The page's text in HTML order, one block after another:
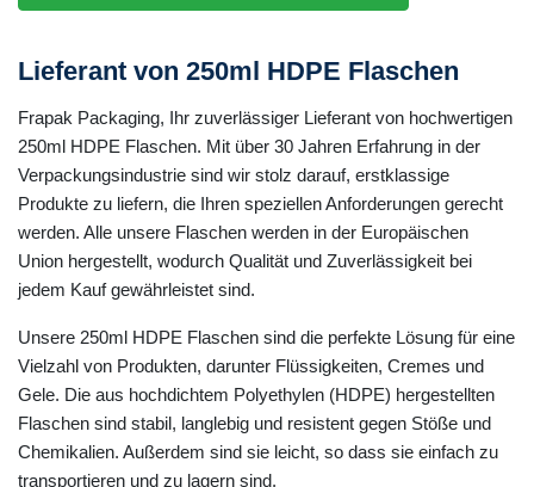
Lieferant von 250ml HDPE Flaschen
Frapak Packaging, Ihr zuverlässiger Lieferant von hochwertigen
250ml HDPE Flaschen. Mit über 30 Jahren Erfahrung in der
Verpackungsindustrie sind wir stolz darauf, erstklassige
Produkte zu liefern, die Ihren speziellen Anforderungen gerecht
werden. Alle unsere Flaschen werden in der Europäischen
Union hergestellt, wodurch Qualität und Zuverlässigkeit bei
jedem Kauf gewährleistet sind.
Unsere 250ml HDPE Flaschen sind die perfekte Lösung für eine
Vielzahl von Produkten, darunter Flüssigkeiten, Cremes und
Gele. Die aus hochdichtem Polyethylen (HDPE) hergestellten
Flaschen sind stabil, langlebig und resistent gegen Stöße und
Chemikalien. Außerdem sind sie leicht, so dass sie einfach zu
transportieren und zu lagern sind.